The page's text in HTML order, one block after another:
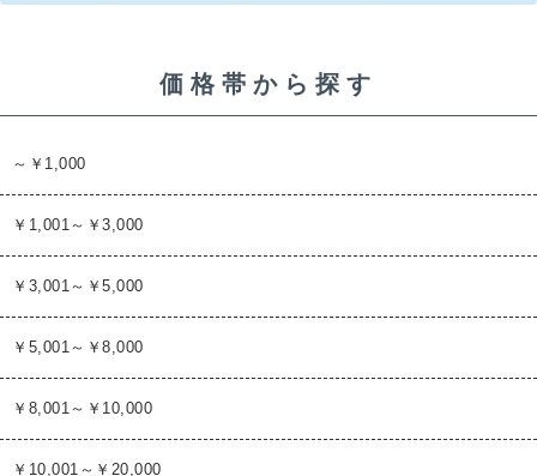
価格帯から探す
～￥1,000
￥1,001～￥3,000
￥3,001～￥5,000
￥5,001～￥8,000
￥8,001～￥10,000
￥10,001～￥20,000